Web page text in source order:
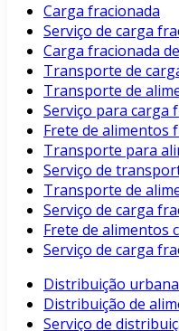
Carga fracionada
Serviço de carga
Carga fracionada
Transporte de
Transporte de
Serviço para carga
Frete de alimentos
Transporte para
Serviço de
Transporte de
Serviço de carga
Frete de alimentos
Serviço de carga
Distribuição urbana
Distribuição de
Serviço de